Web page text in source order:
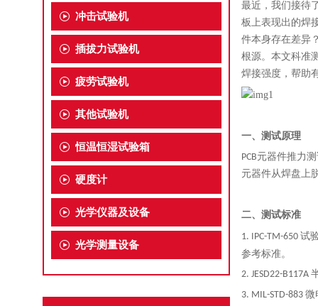
冲击试验机
插拔力试验机
疲劳试验机
其他试验机
恒温恒湿试验箱
硬度计
光学仪器及设备
光学测量设备
最近，我们接待
板上表现出的焊
件本身存在差异
根源。本文科准
焊接强度，帮助
一、测试原理
PCB元器件推力
元器件从焊盘上
二、测试标准
1. IPC-TM-650
参考标准。
2. JESD22-
3. MIL-STD-883